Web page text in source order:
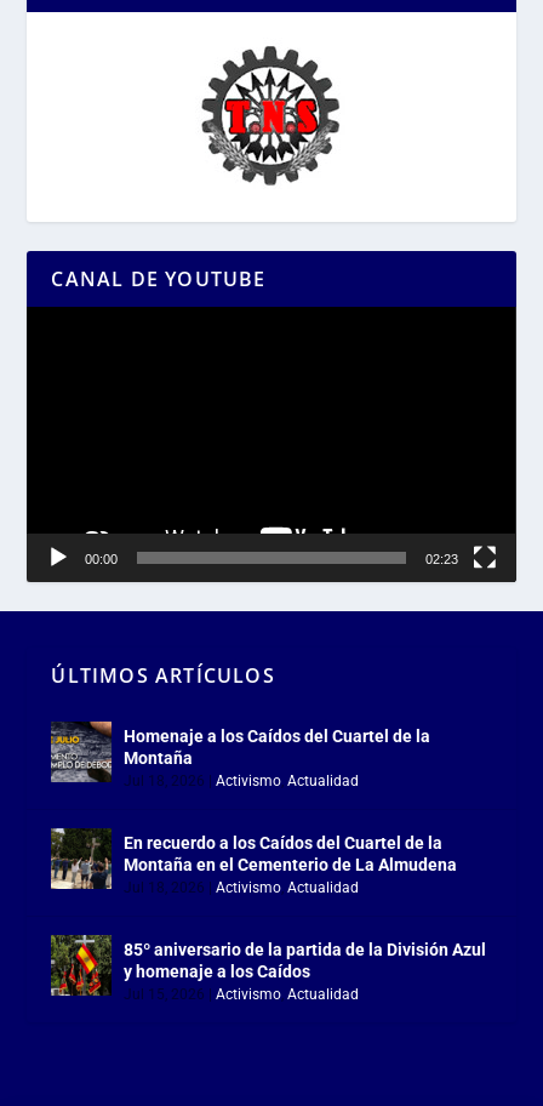
CANAL DE YOUTUBE
00:00 02:23
ÚLTIMOS ARTÍCULOS
Homenaje a los Caídos del Cuartel de la
Montaña
Jul 18, 2026 |Activismo ,Actualidad
En recuerdo a los Caídos del Cuartel de la
Montaña en el Cementerio de La Almudena
Jul 18, 2026 |Activismo ,Actualidad
85º aniversario de la partida de la División Azul
y homenaje a los Caídos
Jul 15, 2026 |Activismo ,Actualidad